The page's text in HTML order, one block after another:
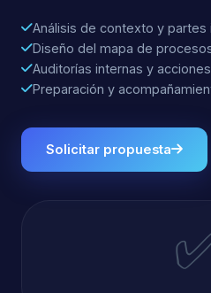
Análisis de contexto y partes
Diseño del mapa de
Auditorías internas y
Preparación y
Solicitar propuesta